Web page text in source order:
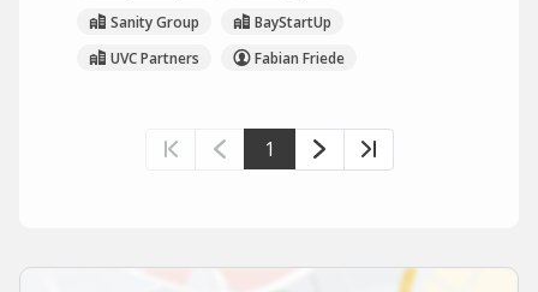
Sanity Group
BayStartUp
UVC Partners
Fabian Friede
1